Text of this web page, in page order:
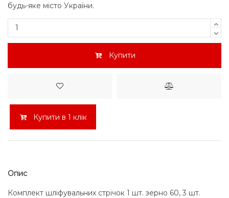
будь-яке місто України.
Купити
Купити в 1 клік
Опис
Комплект шліфувальних стрічок 1 шт. зерно 60, 3 шт.